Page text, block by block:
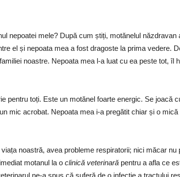
nepoatei mele? După cum știți, motănelul năzdravan
el și nepoata mea a fost dragoste la prima vedere.
noastre. Nepoata mea l-a luat cu ea peste tot, îl
pentru toți. Este un motănel foarte energic. Se joacă
mic acrobat. Nepoata mea i-a pregătit chiar și o
noastră, avea probleme respiratorii; nici măcar nu
motanul la o clinică veterinară pentru a afla ce